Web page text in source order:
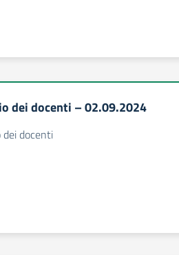
dei docenti – 02.09.2024
dei docenti